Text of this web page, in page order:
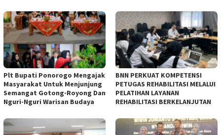
Plt Bupati Ponorogo Mengajak
Masyarakat Untuk Menjunjung
Semangat Gotong-Royong Dan
Nguri-Nguri Warisan Budaya
BNN PERKUAT KOMPETENSI
PETUGAS REHABILITASI MELALUI
PELATIHAN LAYANAN
REHABILITASI BERKELANJUTAN